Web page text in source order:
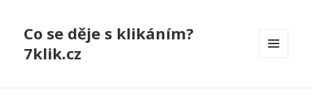
Co se děje s klikáním?
7klik.cz